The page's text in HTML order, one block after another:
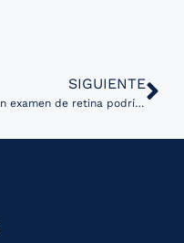
SIGUIENTE
Un examen de retina podría anticipar el riesgo de demencia años antes del diagnóstico